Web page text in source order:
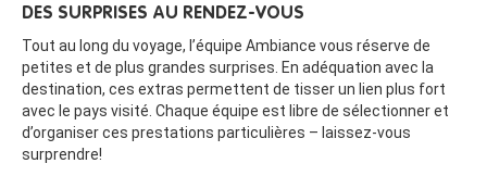
DES SURPRISES AU RENDEZ-VOUS
Tout au long du voyage, l’équipe Ambiance vous réserve de
petites et de plus grandes surprises. En adéquation avec la
destination, ces extras permettent de tisser un lien plus fort
avec le pays visité. Chaque équipe est libre de sélectionner et
d’organiser ces prestations particulières – laissez-vous
surprendre!